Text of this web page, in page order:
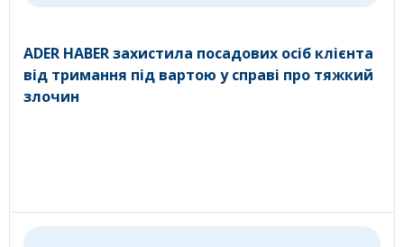
ADER HABER захистила посадових осіб клієнта
від тримання під вартою у справі про тяжкий
злочин